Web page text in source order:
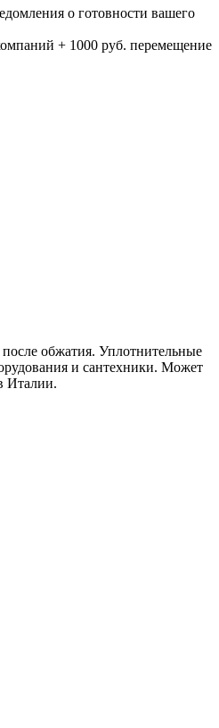
о готовности вашего
+ 1000 руб. перемещение
обжатия. Уплотнительные
и сантехники. Может
Италии.